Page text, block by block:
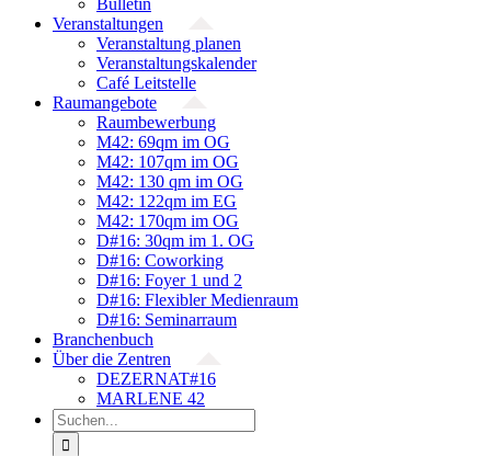
Bulletin
Veranstaltungen
Veranstaltung planen
Veranstaltungskalender
Café Leitstelle
Raumangebote
Raumbewerbung
M42: 69qm im OG
M42: 107qm im OG
M42: 130 qm im OG
M42: 122qm im EG
M42: 170qm im OG
D#16: 30qm im 1. OG
D#16: Coworking
D#16: Foyer 1 und 2
D#16: Flexibler Medienraum
D#16: Seminarraum
Branchenbuch
Über die Zentren
DEZERNAT#16
MARLENE 42
Suche
nach: